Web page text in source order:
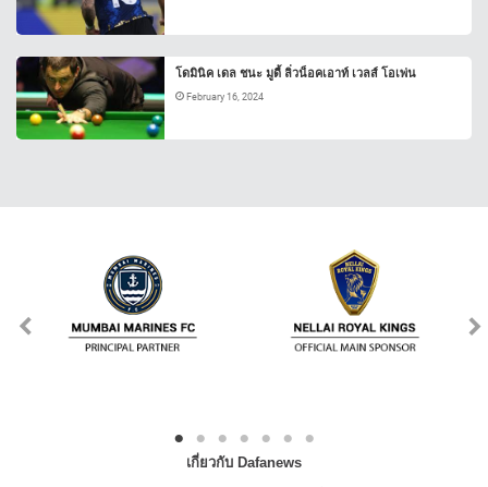
โดมินิค เดล ชนะ มูดี้ ลิ่วน็อคเอาท์ เวลส์ โอเพ่น
February 16, 2024
เกี่ยวกับ Dafanews